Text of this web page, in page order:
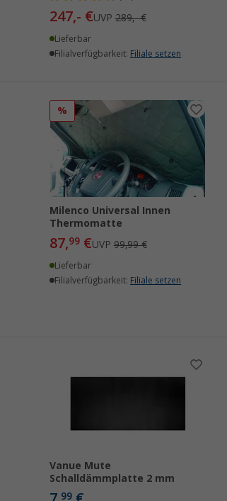
247,- €UVP289,- €
Lieferbar
Filialverfügbarkeit: Filiale setzen
%
Milenco Universal Innen
Thermomatte
87,99€UVP99,99 €
Lieferbar
Filialverfügbarkeit: Filiale setzen
Vanue Mute
Schalldämmplatte 2 mm
99